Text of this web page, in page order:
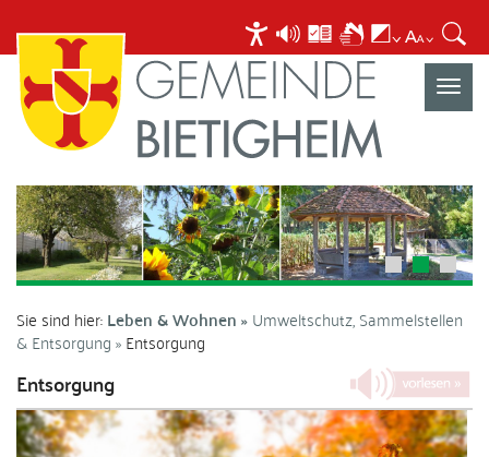
Sie sind hier:Leben & Wohnen
Umweltschutz, Sammelstellen
& Entsorgung Entsorgung
Entsorgung